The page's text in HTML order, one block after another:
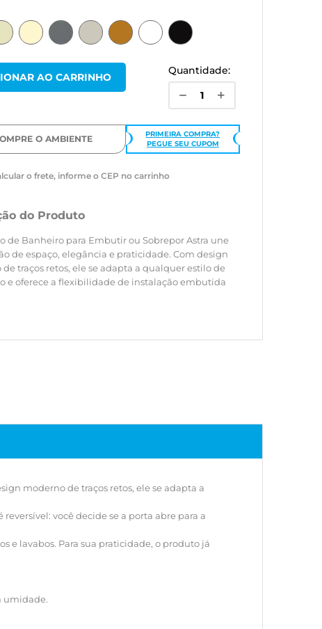
Quantidade:
O AMBIENTE
PRIMEIRA COMPRA?
PEGUE SEU CUPOM
o frete, informe o CEP no carrinho
do Produto
de Banheiro para Embutir ou Sobrepor Astra une
de espaço, elegância e praticidade. Com design
traços retos, ele se adapta a qualquer estilo de
e oferece a flexibilidade de instalação embutida
à parede.
você decide se a porta abre para a direita ou para a
Pode ser embutido para um acabamento
moderno de traços retos, ele se adapta a
você decide se a porta abre para a
e lavabos. Para sua praticidade, o produto já
umidade.